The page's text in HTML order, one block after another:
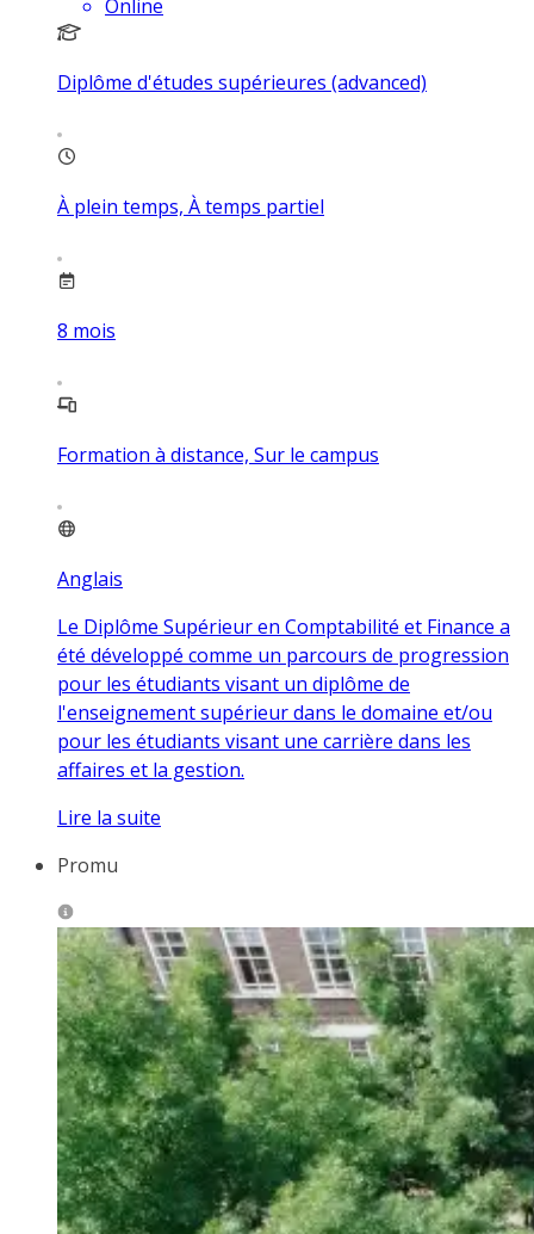
Online
Diplôme d'études supérieures (advanced)
À plein temps, À temps partiel
8 mois
Formation à distance, Sur le campus
Anglais
Le Diplôme Supérieur en Comptabilité et Finance a
été développé comme un parcours de progression
pour les étudiants visant un diplôme de
l'enseignement supérieur dans le domaine et/ou
pour les étudiants visant une carrière dans les
affaires et la gestion.
Lire la suite
Promu